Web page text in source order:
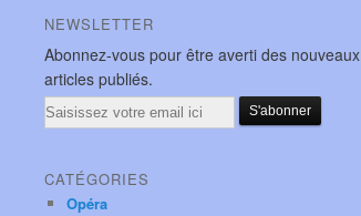
NEWSLETTER
Abonnez-vous pour être averti des nouveaux
articles publiés.
Email
CATÉGORIES
Opéra